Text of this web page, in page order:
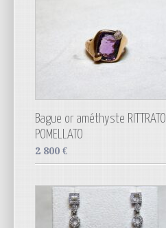
Bague or améthyste RITTRATO
POMELLATO
2 800 €